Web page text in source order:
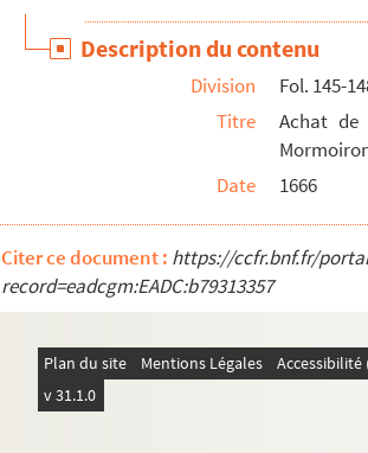
Description du contenu
Division
Fol. 145-
Titre
Achat
Date
1666
Citer ce document : https://ccfr.bnf.fr/
record=eadcgm:EADC:b79313357
Plan du site Mentions Légales
v 31.1.0